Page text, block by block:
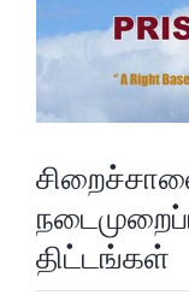
திட்டங்கள்